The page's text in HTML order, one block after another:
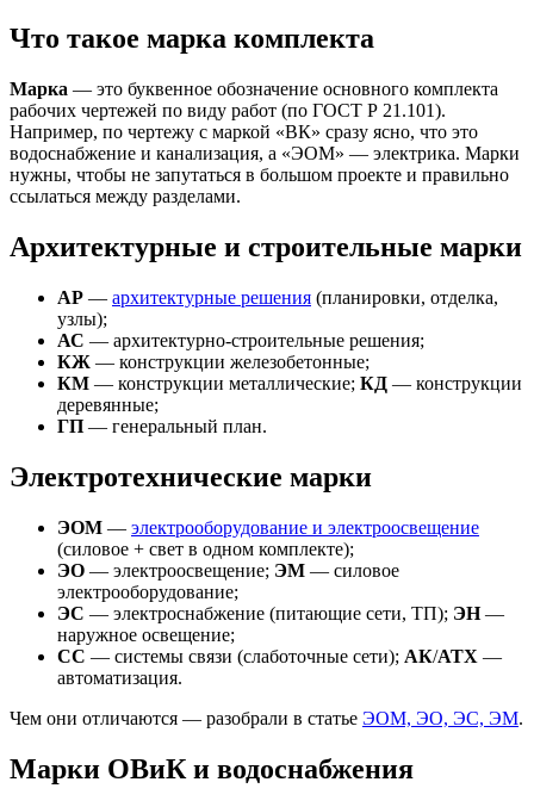
Что такое марка комплекта
Марка — это буквенное обозначение основного комплекта
рабочих чертежей по виду работ (по ГОСТ Р 21.101).
Например, по чертежу с маркой «ВК» сразу ясно, что это
водоснабжение и канализация, а «ЭОМ» — электрика. Марки
нужны, чтобы не запутаться в большом проекте и правильно
ссылаться между разделами.
Архитектурные и строительные марки
АР — архитектурные решения (планировки, отделка,
узлы);
АС — архитектурно-строительные решения;
КЖ — конструкции железобетонные;
КМ — конструкции металлические; КД — конструкции
деревянные;
ГП — генеральный план.
Электротехнические марки
ЭОМ — электрооборудование и электроосвещение
(силовое + свет в одном комплекте);
ЭО — электроосвещение; ЭМ — силовое
электрооборудование;
ЭС — электроснабжение (питающие сети, ТП); ЭН—
наружное освещение;
СС — системы связи (слаботочные сети); АК/АТХ —
автоматизация.
Чем они отличаются — разобрали в статье ЭОМ, ЭО, ЭС, ЭМ.
Марки ОВиК и водоснабжения